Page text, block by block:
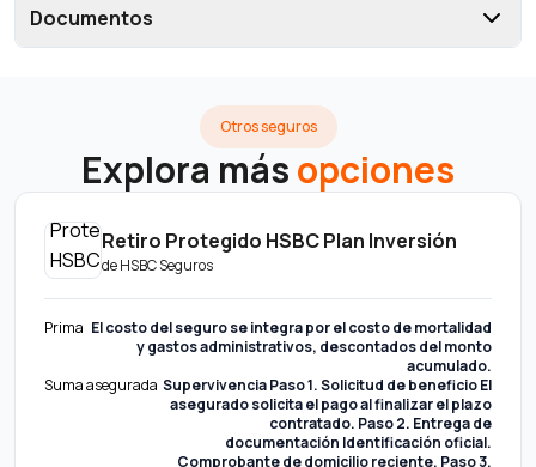
Documentos
Otros seguros
Explora másopciones
Retiro Protegido HSBC Plan Inversión
deHSBC Seguros
Prima El costo del seguro se integra por el costo de mortalidad
y gastos administrativos, descontados del monto
acumulado.
Suma asegurada Supervivencia Paso 1. Solicitud de beneficio El
asegurado solicita el pago al finalizar el plazo
contratado. Paso 2. Entrega de
documentación Identificación oficial.
Comprobante de domicilio reciente. Paso 3.